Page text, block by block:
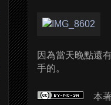
因為當天晚點還
手的。
本